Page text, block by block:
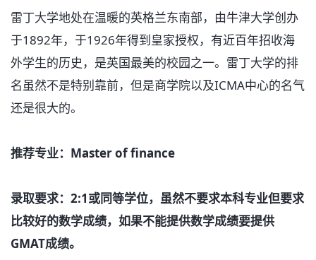
雷丁大学地处在温暖的英格兰东南部，由牛津大学创办
于1892年，于1926年得到皇家授权，有近百年招收海
外学生的历史，是英国最美的校园之一。雷丁大学的排
名虽然不是特别靠前，但是商学院以及ICMA中心的名气
还是很大的。
推荐专业：Master of finance
录取要求：2:1或同等学位，虽然不要求本科专业但要求
比较好的数学成绩，如果不能提供数学成绩要提供
GMAT成绩。